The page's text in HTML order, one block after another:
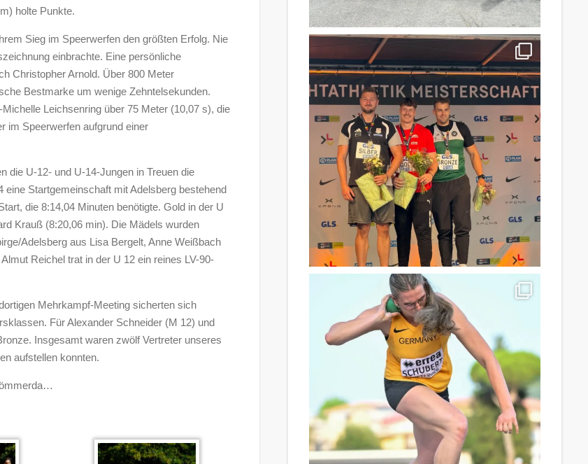
holte Punkte.
Sieg im Speerwerfen den größten Erfolg. Nie
einbrachte. Eine persönliche
Christopher Arnold. Über 800 Meter
Bestmarke um wenige Zehntelsekunden.
Leichsenring über 75 Meter (10,07 s), die
im Speerwerfen aufgrund einer
die U-12- und U-14-Jungen in Treuen die
Startgemeinschaft mit Adelsberg bestehend
die 8:14,04 Minuten benötigte. Gold in der U
Krauß (8:20,06 min). Die Mädels wurden
Adelsberg aus Lisa Bergelt, Anne Weißbach
Reichel trat in der U 12 ein reines LV-90-
Mehrkampf-Meeting sicherten sich
Für Alexander Schneider (M 12) und
Insgesamt waren zwölf Vertreter unseres
aufstellen konnten.